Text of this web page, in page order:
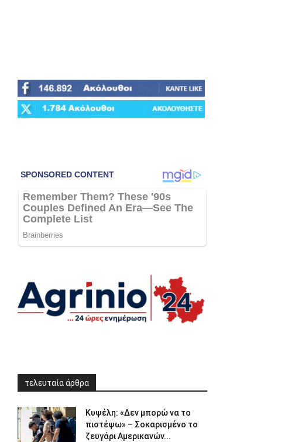
τελευταία άρθρα
Κυψέλη: «Δεν μπορώ να το
πιστέψω» – Σοκαρισμένο το
ζευγάρι Αμερικανών...